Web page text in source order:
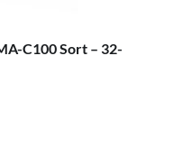
C100 Sort – 32-